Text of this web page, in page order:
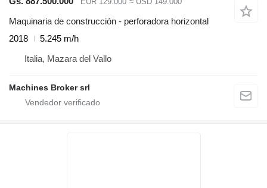
Maquinaria de construcción - perforadora horizontal
2018
5.245 m/h
Italia, Mazara del Vallo
Machines Broker srl